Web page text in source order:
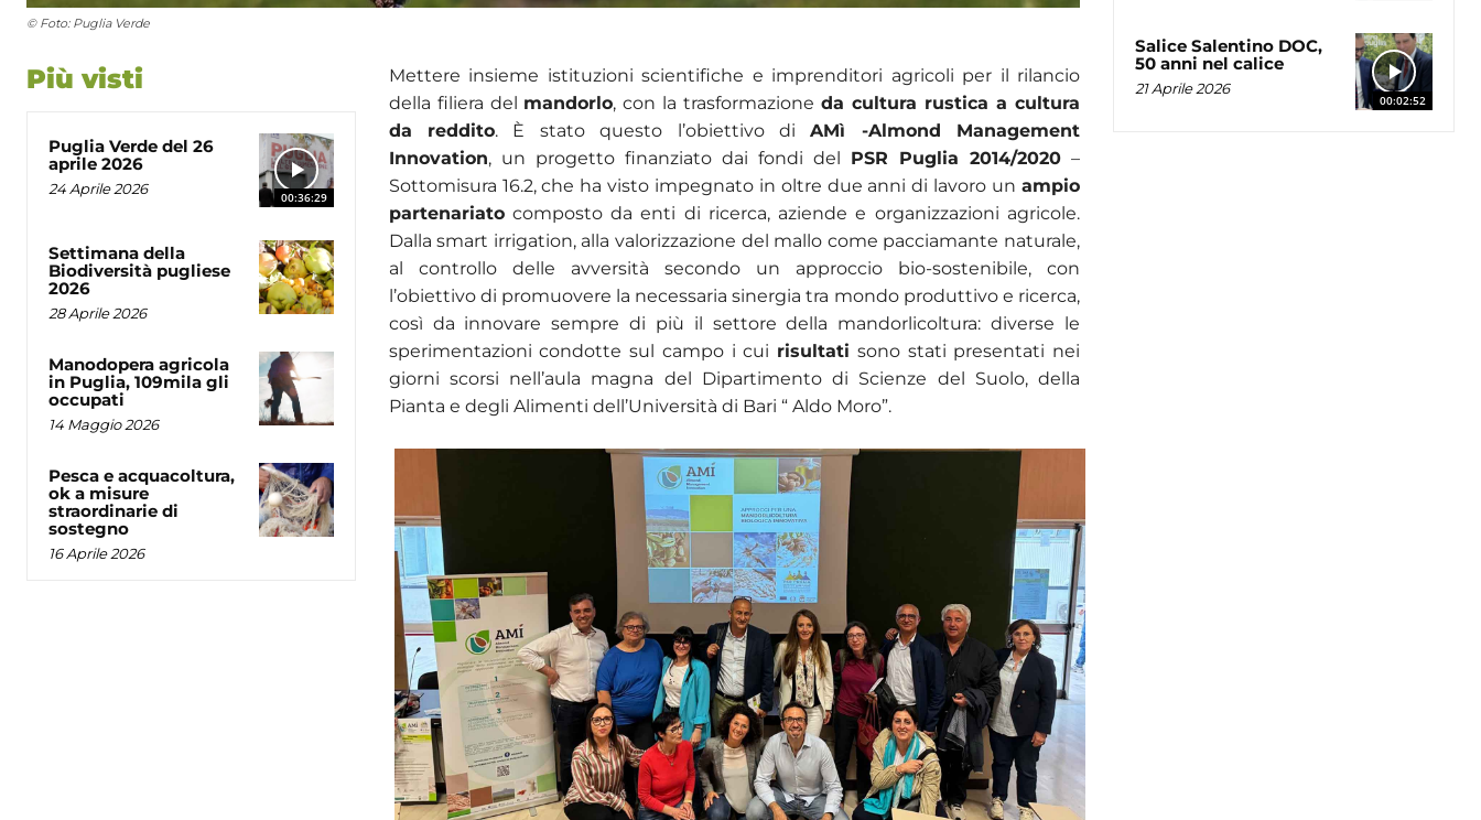
© Foto: Puglia Verde
Più visti
00:36:29
Puglia Verde del 26
aprile 2026
24 Aprile 2026
Settimana della
Biodiversità pugliese
2026
28 Aprile 2026
Manodopera agricola
in Puglia, 109mila gli
occupati
14 Maggio 2026
Pesca e acquacoltura,
ok a misure
straordinarie di
sostegno
16 Aprile 2026
Mettere insieme istituzioni scientifiche e imprenditori agricoli per il rilancio
della filiera del mandorlo, con la trasformazioneda cultura rustica a cultura
da reddito. È stato questo l’obiettivo diAMì -Almond Management
Innovation, un progetto finanziato dai fondi del PSR Puglia 2014/2020–
Sottomisura 16.2, che ha visto impegnato in oltre due anni di lavoro un ampio
partenariatocomposto da enti di ricerca, aziende e organizzazioni agricole.
Dalla smart irrigation, alla valorizzazione del mallo come pacciamante naturale,
al controllo delle avversità secondo un approccio bio-sostenibile, con
l’obiettivo di promuovere la necessaria sinergia tra mondo produttivo e ricerca,
così da innovare sempre di più il settore della mandorlicoltura: diverse le
sperimentazioni condotte sul campo i cui risultati sono stati presentati nei
giorni scorsi nell’aula magna del Dipartimento di Scienze del Suolo, della
Pianta e degli Alimenti dell’Università di Bari “ Aldo Moro”.
00:02:52
Salice Salentino DOC,
50 anni nel calice
21 Aprile 2026